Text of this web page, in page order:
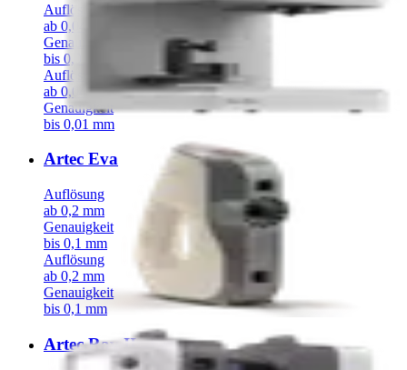
Auflösung
ab 0,04 mm
Genauigkeit
bis 0,01 mm
Auflösung
ab 0,04 mm
Genauigkeit
bis 0,01 mm
Artec Eva
Auflösung
ab 0,2 mm
Genauigkeit
bis 0,1 mm
Auflösung
ab 0,2 mm
Genauigkeit
bis 0,1 mm
Artec Ray II